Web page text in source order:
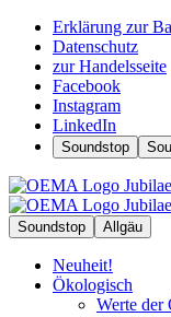
Erklärung zur
Datenschutz
zur Handelsseite
Facebook
Instagram
LinkedIn
Soundstop
Soundstop Allgäu
Neuheit!
Ökologisch
Werte der